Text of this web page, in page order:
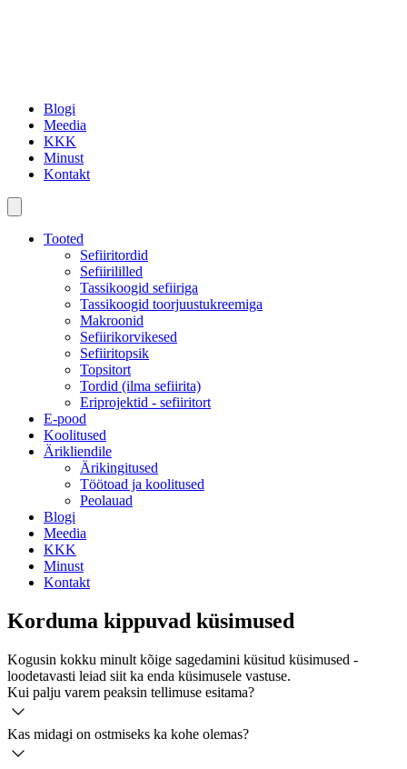
Blogi
Meedia
KKK
Minust
Kontakt
Tooted
Sefiiritordid
Sefiirililled
Tassikoogid sefiiriga
Tassikoogid toorjuustukreemiga
Makroonid
Sefiirikorvikesed
Sefiiritopsik
Topsitort
Tordid (ilma sefiirita)
Eriprojektid - sefiiritort
E-pood
Koolitused
Ärikliendile
Ärikingitused
Töötoad ja koolitused
Peolauad
Blogi
Meedia
KKK
Minust
Kontakt
Korduma kippuvad küsimused
Kogusin kokku minult kõige sagedamini küsitud küsimused -
loodetavasti leiad siit ka enda küsimusele vastuse.
Kui palju varem peaksin tellimuse esitama?
Kas midagi on ostmiseks ka kohe olemas?